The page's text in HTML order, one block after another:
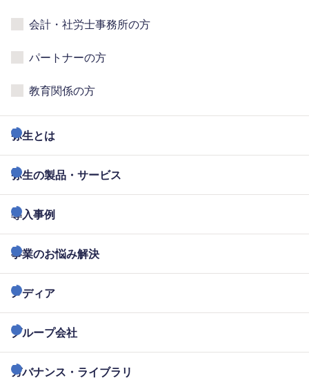
会計・社労士事務所の方
パートナーの方
教育関係の方
弥生とは
弥生の製品・サービス
導入事例
事業のお悩み解決
メディア
グループ会社
ガバナンス・ライブラリ